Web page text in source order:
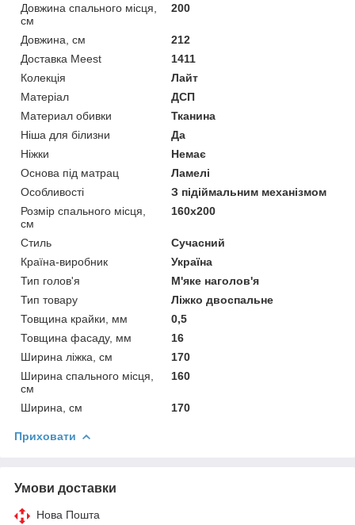
Довжина спального місця,
см
200
Довжина, см
212
Доставка Meest
1411
Колекція
Лайт
Матеріал
ДСП
Материал обивки
Тканина
Ніша для білизни
Да
Ніжки
Немає
Основа під матрац
Ламелі
Особливості
З підіймальним механізмом
Розмір спального місця,
см
160х200
Стиль
Сучасний
Країна-виробник
Україна
Тип голов'я
М'яке наголов'я
Тип товару
Ліжко двоспальне
Товщина крайки, мм
0,5
Товщина фасаду, мм
16
Ширина ліжка, см
170
Ширина спального місця,
см
160
Ширина, см 170
Приховати
Умови доставки
Нова Пошта